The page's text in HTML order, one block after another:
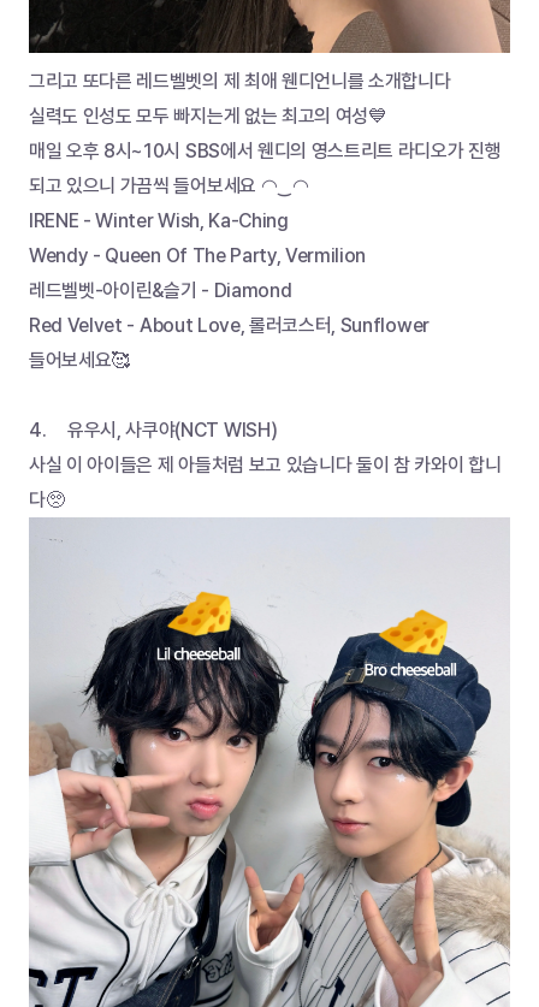
그리고 또다른 레드벨벳의 제 최애 웬디언니를 소개합니다
실력도 인성도 모두 빠지는게 없는 최고의 여성💙
매일 오후 8시~10시 SBS에서 웬디의 영스트리트 라디오가 진행
되고 있으니 가끔씩 들어보세요 ◠‿◠
IRENE - Winter Wish, Ka-Ching
Wendy - Queen Of The Party, Vermilion
레드벨벳-아이린&슬기 - Diamond
Red Velvet - About Love, 롤러코스터, Sunflower
들어보세요🥰
4.	유우시, 사쿠야(NCT WISH)
사실 이 아이들은 제 아들처럼 보고 있습니다 둘이 참 카와이 합니
다🥺